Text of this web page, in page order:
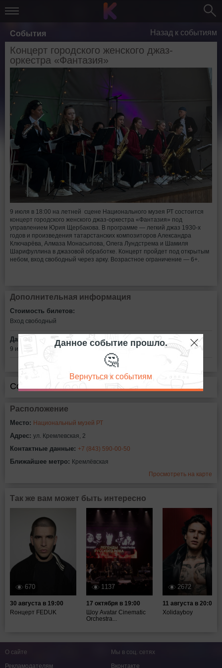
События Назад к событиям
Концерт городского женского джаз-
оркестра «Фантазия»
9 июля в 18:00 на летней сцене Национального музея РТ состоится
концерт городского женского джаз-оркестра «Фантазия» под
управлением Юрия Щербакова. В программе — легкий джаз 1930-х
годов и произведения татарстанских композиторов Александра
Ключарёва, Алмаза Монасыпова, Олега Лундстрема и Шамиля
Шарифуллина в джазовой обработке. Концерт пройдет под открытым
небом, вход свободный через арку. Возрастное ограничение — 6+.
Дополнительная информация
Стоимость билетов:
Вход свободный
Дата:
9 июля в 18:00
Сообщить об ошибке
Расположение
Место: Национальный музей РТ
Адрес: ул. Кремлевская, 2
Контактные данные: +7 (843) 590-00-50
Ближайшее метро: Кремлёвская
Просмотреть на карте
Так же вам может быть интересно
670
30 августа в 19:00
Rонцерт FEDUK
1137
17 октября в 19:00
Шоу Avatar Cinematic
Orchestra...
2672
11 августа в 20:00
Xolidayboy
Данное событие прошло.
🤔
Вернуться к событиям
О сайте
Рекламодателям
Мы в соц. сетях
Вконтакте